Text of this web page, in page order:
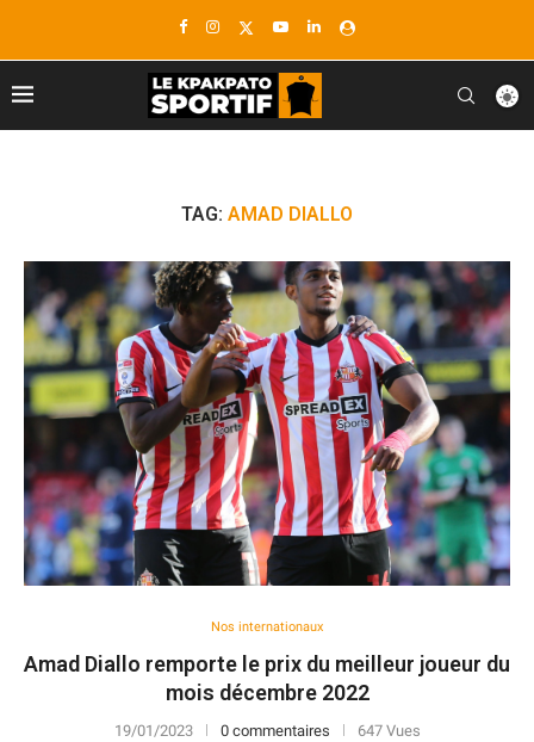
TAG: AMAD DIALLO
Nos internationaux
Amad Diallo remporte le prix du meilleur joueur du
mois décembre 2022
19/01/2023 0 commentaires 647 Vues